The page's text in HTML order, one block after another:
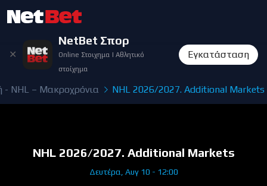
✕
NetBet Σπορ
Online Στοιχημα | Αθλητικό
στοίχημα
Εγκατάσταση
- NHL – Μακροχρόνια NHL 2026/2027. Additional Markets
NHL 2026/2027. Additional Markets
Δευτέρα, Αυγ 10 - 12:00